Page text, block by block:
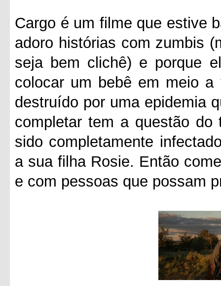
Cargo é um filme que estive
adoro histórias com zumbis
seja bem clichê) e porque
colocar um bebê em meio
destruído por uma epidemia
completar tem a questão
sido completamente
a sua filha Rosie. Então
e com pessoas que possam